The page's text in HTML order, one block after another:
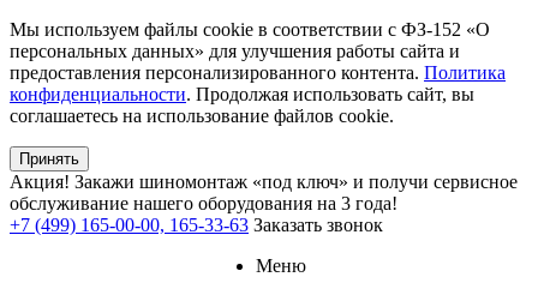
Мы используем файлы cookie в соответствии с ФЗ-152 «О
персональных данных» для улучшения работы сайта и
предоставления персонализированного контента. Политика
конфиденциальности. Продолжая использовать сайт, вы
соглашаетесь на использование файлов cookie.
Принять
Акция! Закажи шиномонтаж «под ключ» и получи сервисное
обслуживание нашего оборудования на 3 года!
+7 (499) 165-00-00, 165-33-63 Заказать звонок
Меню